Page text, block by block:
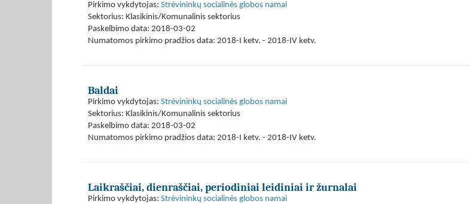
Pirkimo vykdytojas: Strėvininkų socialinės globos namai
Sektorius: Klasikinis/Komunalinis sektorius
Paskelbimo data: 2018-03-02
Numatomos pirkimo pradžios data: 2018-I ketv. - 2018-IV ketv.
Baldai
Pirkimo vykdytojas: Strėvininkų socialinės globos namai
Sektorius: Klasikinis/Komunalinis sektorius
Paskelbimo data: 2018-03-02
Numatomos pirkimo pradžios data: 2018-I ketv. - 2018-IV ketv.
Laikraščiai, dienraščiai, periodiniai leidiniai ir žurnalai
Pirkimo vykdytojas: Strėvininkų socialinės globos namai